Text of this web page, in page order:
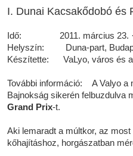
I. Dunai Kacsakődobó és
Idő: 2011. március 23. ·
Helyszín: Duna-part,
Készítette: VaLyo, város és
További információ: A Valyo a
Bajnokság sikerén felbuzdulva
Grand Prix-t.
Aki lemaradt a múltkor, az
kőhajításhoz, horgászatban